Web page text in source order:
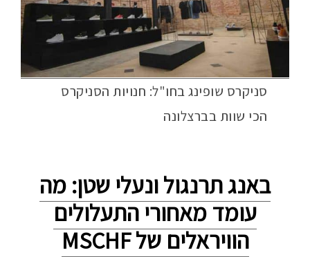
סניקרס שופינג בחו"ל: חנויות הסניקרס
הכי שוות בברצלונה
באנג תרנגול ונעלי שטן: מה
עומד מאחורי התעלולים
הוויראלים של MSCHF